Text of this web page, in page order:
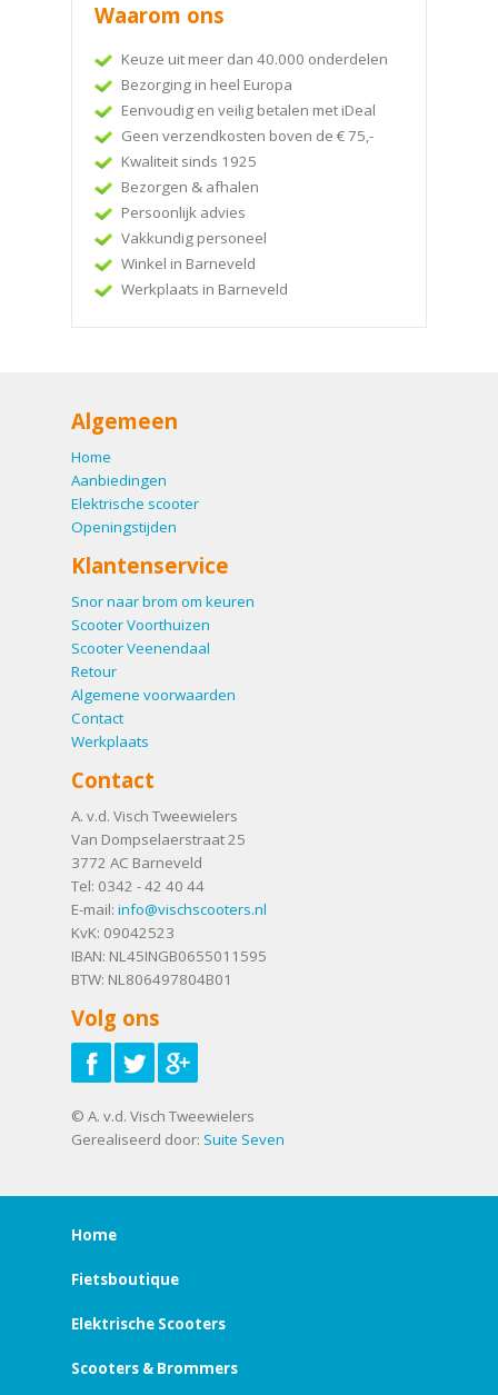
Waarom ons
Keuze uit meer dan 40.000 onderdelen
Bezorging in heel Europa
Eenvoudig en veilig betalen met iDeal
Geen verzendkosten boven de € 75,-
Kwaliteit sinds 1925
Bezorgen & afhalen
Persoonlijk advies
Vakkundig personeel
Winkel in Barneveld
Werkplaats in Barneveld
Algemeen
Home
Aanbiedingen
Elektrische scooter
Openingstijden
Klantenservice
Snor naar brom om keuren
Scooter Voorthuizen
Scooter Veenendaal
Retour
Algemene voorwaarden
Contact
Werkplaats
Contact
A. v.d. Visch Tweewielers
Van Dompselaerstraat 25
3772 AC Barneveld
Tel: 0342 - 42 40 44
E-mail: info@vischscooters.nl
KvK: 09042523
IBAN: NL45INGB0655011595
BTW: NL806497804B01
Volg ons
© A. v.d. Visch Tweewielers
Gerealiseerd door: Suite Seven
Home
Fietsboutique
Elektrische Scooters
Scooters & Brommers